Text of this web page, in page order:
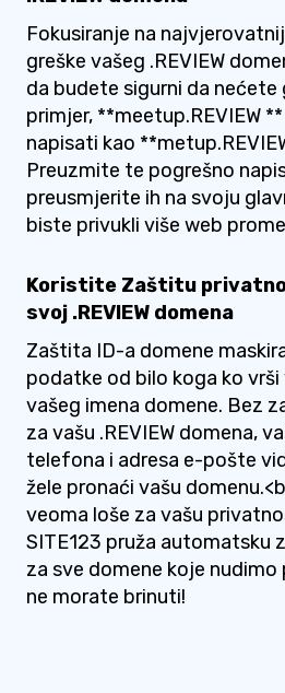
Fokusiranje na
greške vašeg .REVIEW
da budete sigurni da
primjer, **meetup.REVIEW
napisati kao
Preuzmite te pogrešno
preusmjerite ih na svoju
biste privukli više web
Koristite Zaštitu
svoj .REVIEW domena
Zaštita ID-a domene
podatke od bilo koga ko
vašeg imena domene. Bez
za vašu .REVIEW domena,
telefona i adresa e-pošte
žele pronaći vašu
veoma loše za vašu
SITE123 pruža automatsku
za sve domene koje nudimo
ne morate brinuti!